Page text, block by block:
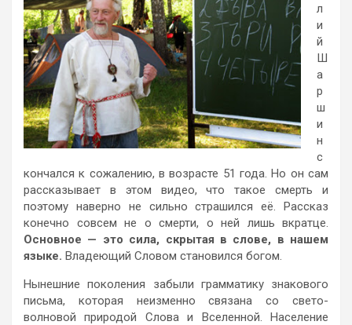
л
и
й
Ш
а
р
ш
и
н
с
кончался к сожалению, в возрасте 51 года. Но он сам
рассказывает в этом видео, что такое смерть и
поэтому наверно не сильно страшился её. Рассказ
конечно совсем не о смерти, о ней лишь вкратце.
Основное — это сила, скрытая в слове, в нашем
языке. Владеющий Словом становился богом.
Нынешние поколения забыли грамматику знакового
письма, которая неизменно связана со свето-
волновой природой Слова и Вселенной. Население